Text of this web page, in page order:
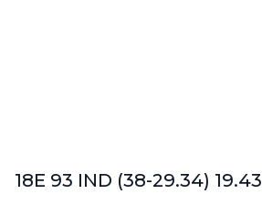
18E 93 IND (38-29.34) 19.43